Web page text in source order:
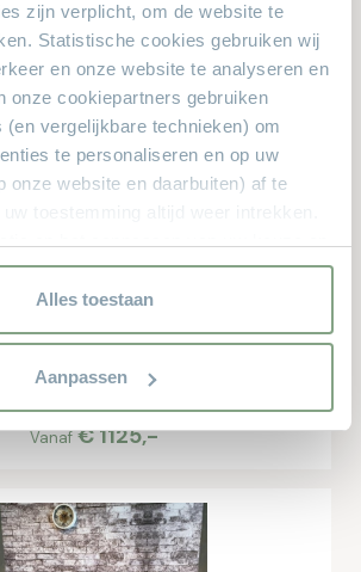
zijn verplicht, om de website te
Statistische cookies gebruiken wij
en onze website te analyseren en
onze cookiepartners gebruiken
(en vergelijkbare technieken) om
te personaliseren en op uw
onze website en daarbuiten) af te
wij u naar onze
Alles toestaan
Aanpassen
ook
waar anderen naar zochten. Zit er iets
Vanaf € 1125,-